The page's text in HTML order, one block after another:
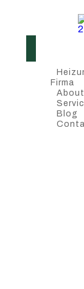
Firma
About
Blog